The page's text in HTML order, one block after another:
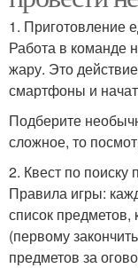
1. Приготовление
Работа в команде
жару. Это
смартфоны и
Подберите
сложное, то
2. Квест по поиску
Правила игры:
список предметов,
(первому
предметов за